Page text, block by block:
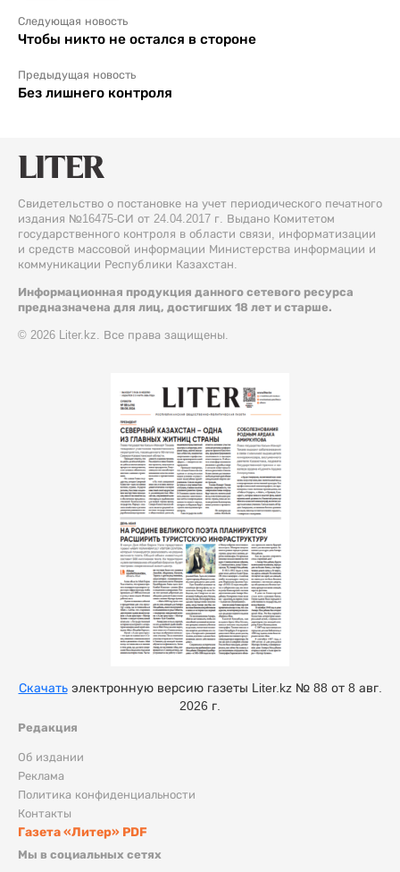
Следующая новость
Чтобы никто не остался в стороне
Предыдущая новость
Без лишнего контроля
Свидетельство о постановке на учет периодического печатного
издания №16475-СИ от 24.04.2017 г. Выдано Комитетом
государственного контроля в области связи, информатизации
и средств массовой информации Министерства информации и
коммуникации Республики Казахстан.
Информационная продукция данного сетевого ресурса
предназначена для лиц, достигших 18 лет и старше.
© 2026 Liter.kz. Все права защищены.
Редакция
Об издании
Реклама
Политика конфиденциальности
Контакты
Газета «Литер» PDF
Мы в социальных сетях
Скачатьэлектронную версию газеты Liter.kz № 88 от 8 авг.
2026 г.